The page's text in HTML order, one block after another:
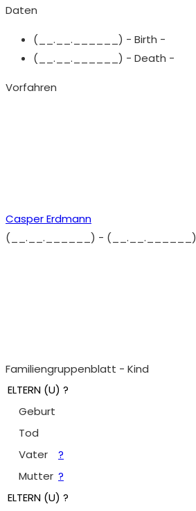
Daten
(__.__.______) - Birth -
(__.__.______) - Death -
Vorfahren
Casper Erdmann
(__.__.______) - (__.__.______)
Familiengruppenblatt - Kind
ELTERN (U) ?
Geburt
Tod
Vater
?
Mutter ?
ELTERN (U) ?